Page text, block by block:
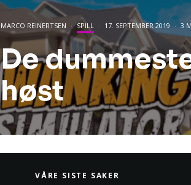
MARCO REINERTSEN · SPILL · 17. SEPTEMBER 2019 · 3
De
høst
VÅRE SISTE SAKER